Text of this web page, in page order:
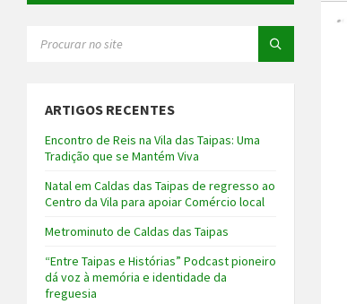
ARTIGOS RECENTES
Encontro de Reis na Vila das Taipas: Uma
Tradição que se Mantém Viva
Natal em Caldas das Taipas de regresso ao
Centro da Vila para apoiar Comércio local
Metrominuto de Caldas das Taipas
“Entre Taipas e Histórias” Podcast pioneiro
dá voz à memória e identidade da
freguesia